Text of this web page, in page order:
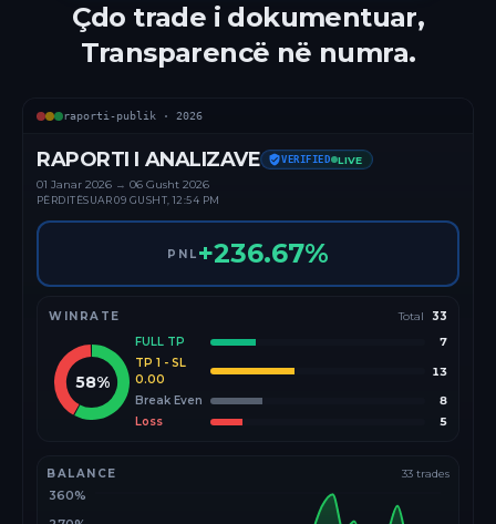
Çdo trade i dokumentuar,
Transparencë në numra.
raporti-publik · 2026
RAPORTI I ANALIZAVE VERIFIED LIVE
01 Janar 2026 → 06 Gusht 2026
PËRDITËSUAR09 GUSHT, 12:54 PM
PNL +236.67%
WINRATE Total 33
58%
FULL TP
7
TP 1 - SL
0.00
13
Break Even
8
Loss
5
BALANCE 33 trades
360%